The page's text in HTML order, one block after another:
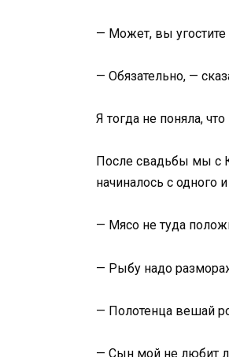
— Может, вы
— Обязательно, —
Я тогда не поняла,
После свадьбы мы с
начиналось с одного
— Мясо не туда
— Рыбу надо
— Полотенца вешай
— Сын мой не любит